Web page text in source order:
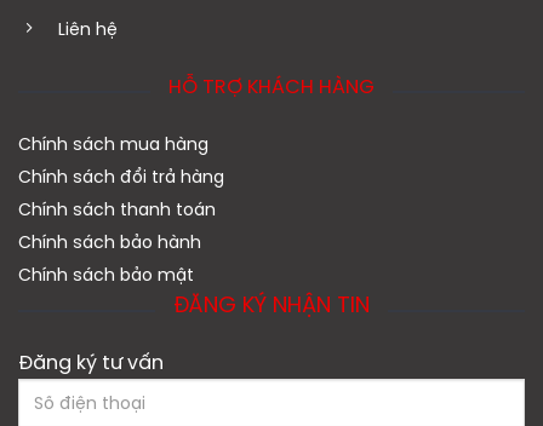
Liên hệ
HỖ TRỢ KHÁCH HÀNG
Chính sách mua hàng
Chính sách đổi trả hàng
Chính sách thanh toán
Chính sách bảo hành
Chính sách bảo mật
ĐĂNG KÝ NHẬN TIN
Đăng ký tư vấn